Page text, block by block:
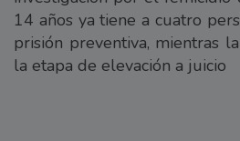
14 años ya tiene a cuatro
prisión preventiva, mientras
la etapa de elevación a juicio